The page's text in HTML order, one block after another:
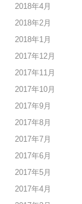
2018年4月
2018年2月
2018年1月
2017年12月
2017年11月
2017年10月
2017年9月
2017年8月
2017年7月
2017年6月
2017年5月
2017年4月